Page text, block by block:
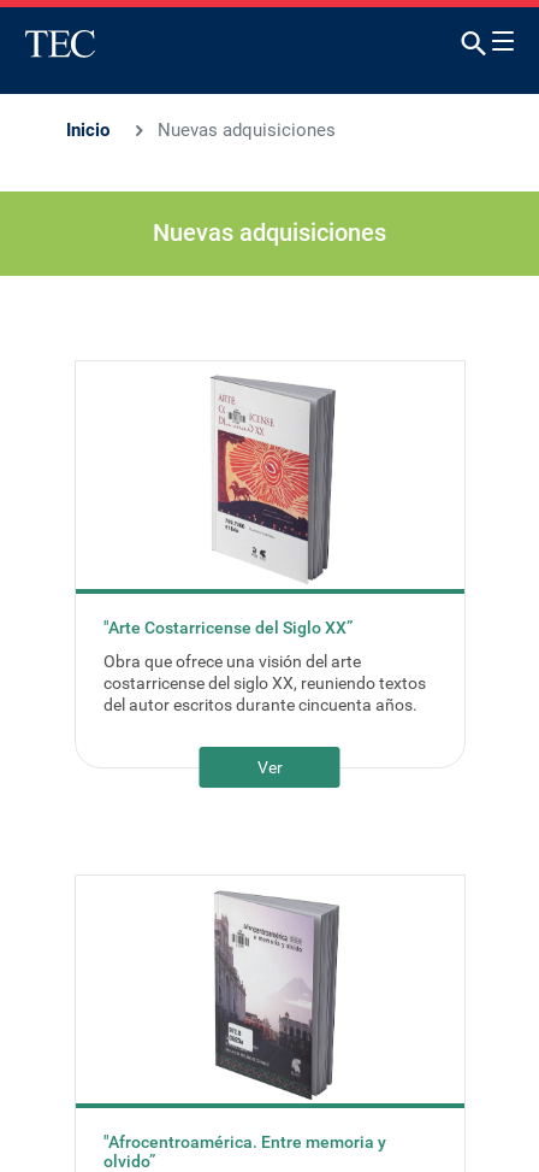
Inicio Nuevas adquisiciones
Nuevas adquisiciones
"Arte Costarricense del Siglo XX”
Obra que ofrece una visión del arte
costarricense del siglo XX, reuniendo textos
del autor escritos durante cincuenta años.
Ver
"Afrocentroamérica. Entre memoria y
olvido”